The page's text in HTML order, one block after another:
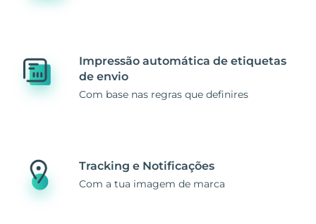
Impressão automática de etiquetas
de envio
Com base nas regras que definires
Tracking e Notificações
Com a tua imagem de marca